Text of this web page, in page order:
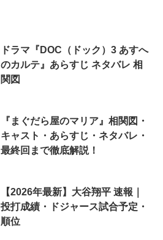
ドラマ『DOC（ドック）3 あすへ
のカルテ』あらすじ ネタバレ 相
関図
『まぐだら屋のマリア』相関図・
キャスト・あらすじ・ネタバレ・
最終回まで徹底解説！
【2026年最新】大谷翔平 速報｜
投打成績・ドジャース試合予定・
順位